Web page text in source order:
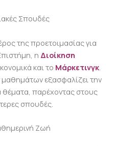
Σπουδές
της προετοιμασίας για
η Διοίκηση
και το Μάρκετινγκ
εξασφαλίζει την
θέματα, παρέχοντας στους
σπουδές.
Ζωή